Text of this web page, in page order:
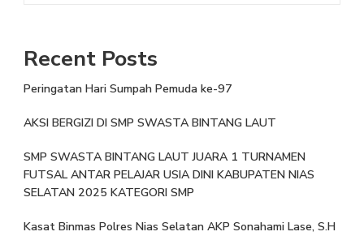
Recent Posts
Peringatan Hari Sumpah Pemuda ke-97
AKSI BERGIZI DI SMP SWASTA BINTANG LAUT
SMP SWASTA BINTANG LAUT JUARA 1 TURNAMEN
FUTSAL ANTAR PELAJAR USIA DINI KABUPATEN NIAS
SELATAN 2025 KATEGORI SMP
Kasat Binmas Polres Nias Selatan AKP Sonahami Lase, S.H